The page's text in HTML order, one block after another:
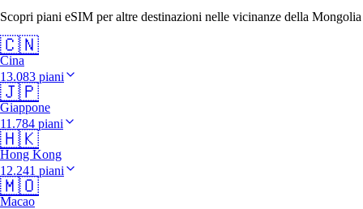
Scopri piani eSIM per altre destinazioni nelle vicinanze della Mongolia
🇨🇳
Cina
13.083 piani
🇯🇵
Giappone
11.784 piani
🇭🇰
Hong Kong
12.241 piani
🇲🇴
Macao